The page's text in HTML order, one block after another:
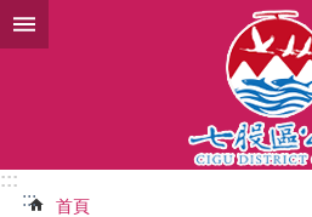
跳到主要內容區塊
:::
:::
首頁